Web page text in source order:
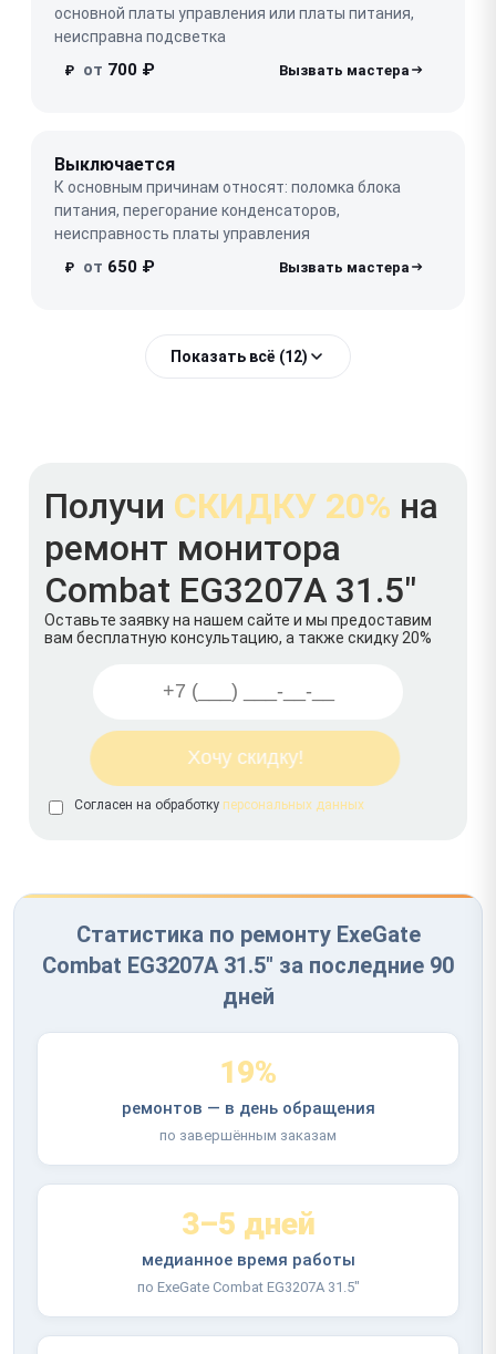
основной платы управления или платы питания,
неисправна подсветка
₽ от 700 ₽
Выключается
К основным причинам относят: поломка блока
питания, перегорание конденсаторов,
неисправность платы управления
₽ от 650 ₽
Показать всё (12)
Получи СКИДКУ 20% на
ремонт монитора
Combat EG3207A 31.5"
Оставьте заявку на нашем сайте и мы предоставим
вам бесплатную консультацию, а также скидку 20%
Согласен на обработку персональных данных
Статистика по ремонту ExeGate
Combat EG3207A 31.5" за последние 90
дней
19%
ремонтов — в день обращения
по завершённым заказам
3–5 дней
медианное время работы
по ExeGate Combat EG3207A 31.5"